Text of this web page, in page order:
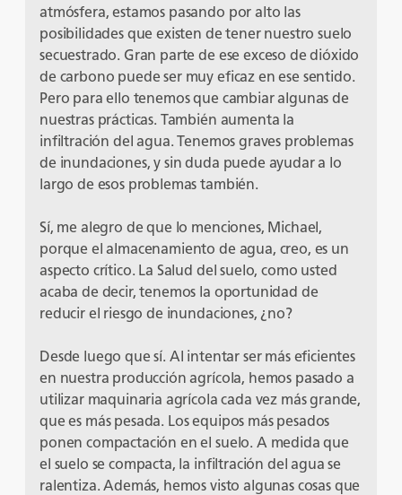
atmósfera, estamos pasando por alto las
posibilidades que existen de tener nuestro suelo
secuestrado. Gran parte de ese exceso de dióxido
de carbono puede ser muy eficaz en ese sentido.
Pero para ello tenemos que cambiar algunas de
nuestras prácticas. También aumenta la
infiltración del agua. Tenemos graves problemas
de inundaciones, y sin duda puede ayudar a lo
largo de esos problemas también.
Sí, me alegro de que lo menciones, Michael,
porque el almacenamiento de agua, creo, es un
aspecto crítico. La Salud del suelo, como usted
acaba de decir, tenemos la oportunidad de
reducir el riesgo de inundaciones, ¿no?
Desde luego que sí. Al intentar ser más eficientes
en nuestra producción agrícola, hemos pasado a
utilizar maquinaria agrícola cada vez más grande,
que es más pesada. Los equipos más pesados
ponen compactación en el suelo. A medida que
el suelo se compacta, la infiltración del agua se
ralentiza. Además, hemos visto algunas cosas que